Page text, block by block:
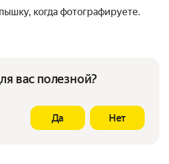
когда фотографируете.
вас полезной?
Да Нет